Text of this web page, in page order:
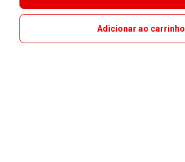
Adicionar ao carrinho